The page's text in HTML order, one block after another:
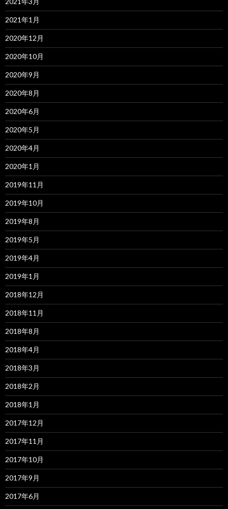
2021年1月
2020年12月
2020年10月
2020年9月
2020年8月
2020年6月
2020年5月
2020年4月
2020年1月
2019年11月
2019年10月
2019年8月
2019年5月
2019年4月
2019年1月
2018年12月
2018年11月
2018年8月
2018年4月
2018年3月
2018年2月
2018年1月
2017年12月
2017年11月
2017年10月
2017年9月
2017年6月